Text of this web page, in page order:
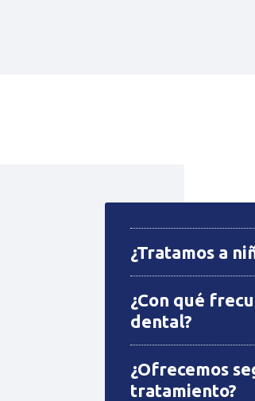
¿Tratamos a
¿Con qué
dental?
¿Ofrecemos
tratamiento?